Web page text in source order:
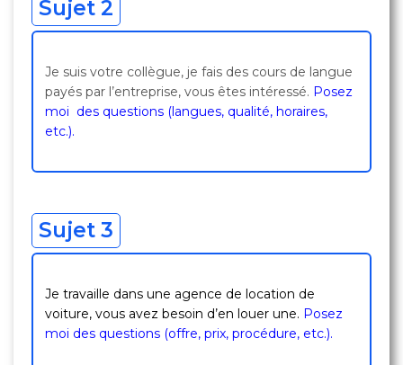
Sujet 2
Je suis votre collègue, je fais des cours de langue
payés par l’entreprise, vous êtes intéressé. Posez
moi des questions (langues, qualité, horaires,
etc.).
Sujet 3
Je travaille dans une agence de location de
voiture, vous avez besoin d’en louer une. Posez
moi des questions (offre, prix, procédure, etc.).